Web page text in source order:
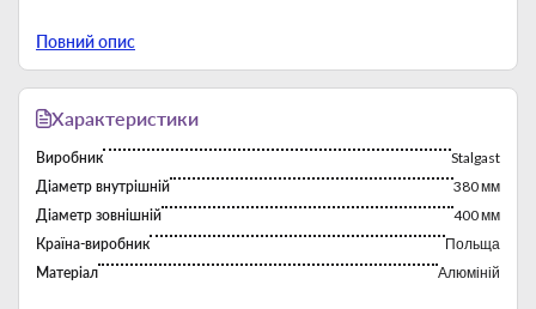
Повний опис
Характеристики
Виробник
Stalgast
Діаметр внутрішній
380 мм
Діаметр зовнішній
400 мм
Країна-виробник
Польща
Матеріал
Алюміній